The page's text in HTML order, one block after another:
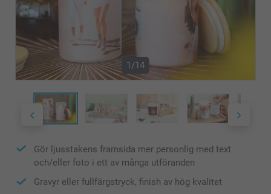
1/14
Gör ljusstakens framsida mer personlig med text
och/eller foto i ett av många utföranden
Gravyr eller fullfärgstryck, finish av hög kvalitet